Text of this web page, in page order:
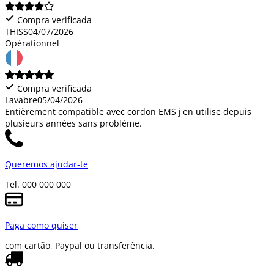
Compra verificada
THISS04/07/2026
Opérationnel
Compra verificada
Lavabre05/04/2026
Entièrement compatible avec cordon EMS j'en utilise depuis
plusieurs années sans problème.
Queremos ajudar-te
Tel. 000 000 000
Paga como quiser
com cartão, Paypal ou transferência.